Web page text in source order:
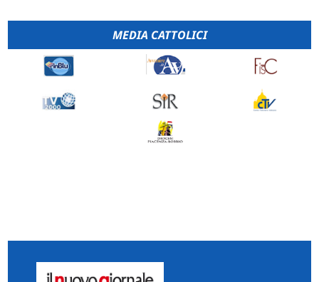
MEDIA CATTOLICI